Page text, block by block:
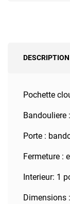
DESCRIPTION
Pochette
Bandouliere
Porte :
Fermeture :
Interieur: 1
Dimensions